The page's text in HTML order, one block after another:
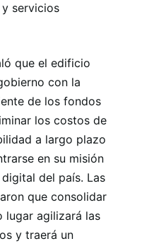
servicios
que el edificio
con la
de los fondos
los costos de
a largo plazo
en su misión
del país. Las
que consolidar
lugar agilizará las
y traerá un